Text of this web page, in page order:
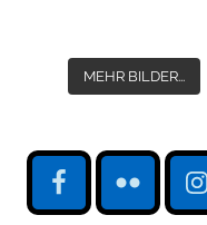
MEHR BILDER...